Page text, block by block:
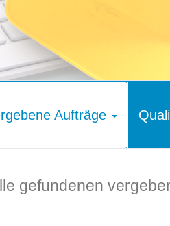
Aufträge
gefundenen